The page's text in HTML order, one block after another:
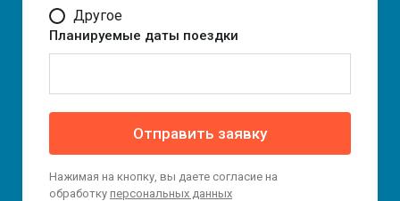
Другое
Планируемые даты поездки
Отправить заявку
Нажимая на кнопку, вы даете согласие на
обработку персональных данных